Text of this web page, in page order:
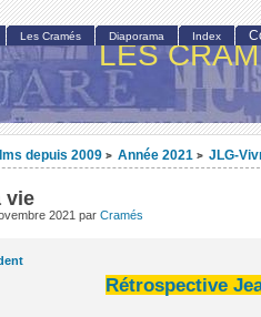
LES
depuis 2009 > Année 2021 > JLG-
vie
2021 par Cramés
Rétrospective
Les Cramés Diaporama Index